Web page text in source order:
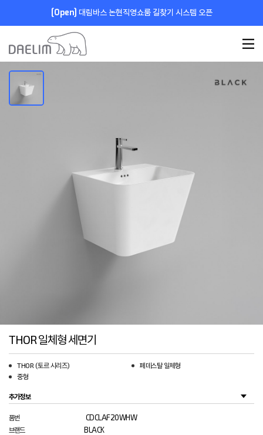
[Open] 대림바스 논현직영쇼룸 길찾기 시스템 오픈
THOR 일체형 세면기
THOR (토르 시리즈)
페데스탈 일체형
중형
추가정보
품번 CDCLAF20WHW
브랜드 BLACK